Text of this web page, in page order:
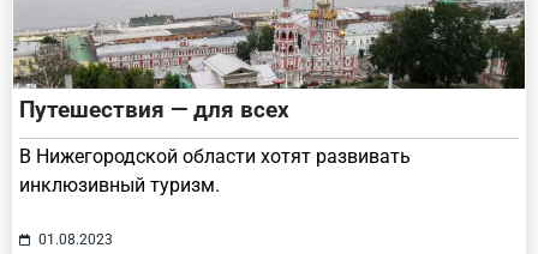
Путешествия — для всех
В Нижегородской области хотят развивать
инклюзивный туризм.
01.08.2023